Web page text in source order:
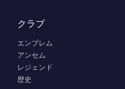
クラブ
エンブレム
アンセム
レジェンド
歴史